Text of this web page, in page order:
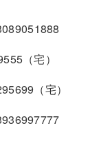
（宅）
（宅）